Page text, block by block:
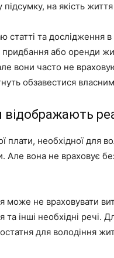
на якість
статті та дослідження
придбання або оренди
вони часто не
обзавестися
плати, необхідної для
вона не враховує
може не враховувати
інші необхідні речі.
для володіння